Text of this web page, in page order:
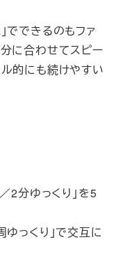
でできるのもファ
に合わせてスピー
的にも続けやすい
2分ゆっくり」を5
っくり」で交互に